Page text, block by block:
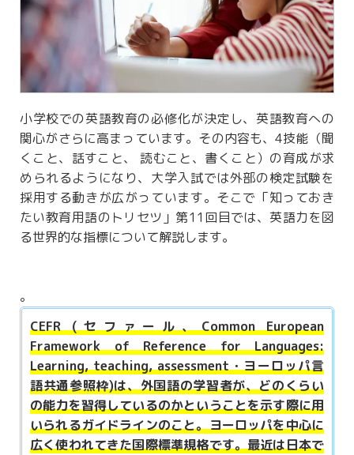
小学校での英語教育の必修化が決定し、英語教育への
関心がさらに高まっています。その内容も、4技能（聞
くこと、話すこと、 読むこと、書くこと）の育成が求
められるようになり、大学入試では外部の検定試験を
採用する動きが広がっています。そこで「知っておき
たい教育用語のトリセツ」第11回目では、英語力を図
る世界的な指標について解説します。
。
CEFR (セファール、Common European
Framework of Reference for Languages:
Learning, teaching, assessment・ヨーロッパ言
語共通参照枠)は、外国語の学習者が、どのくらい
の能力を習得しているのかということを示す際に用
いられるガイドラインのこと。ヨーロッパを中心に
広く使われてきた国際標準規格です。最近は日本で